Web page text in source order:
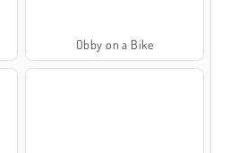
Obby on a Bike